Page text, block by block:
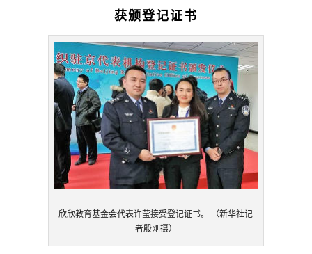
获颁登记证书
欣欣教育基金会代表许莹接受登记证书。 （新华社记
者殷刚摄）